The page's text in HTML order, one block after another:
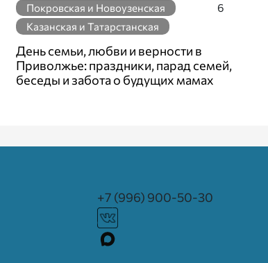
Покровская и Новоузенская
Казанская и Татарстанская
6
День семьи, любви и верности в
Приволжье: праздники, парад семей,
беседы и забота о будущих мамах
+7 (996) 900-50-30